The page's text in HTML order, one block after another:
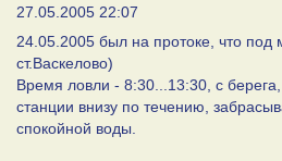
27.05.2005 22:07
24.05.2005 был на протоке, что под
ст.Васкелово)
Время ловли - 8:30...13:30, с
станции внизу по течению,
спокойной воды.